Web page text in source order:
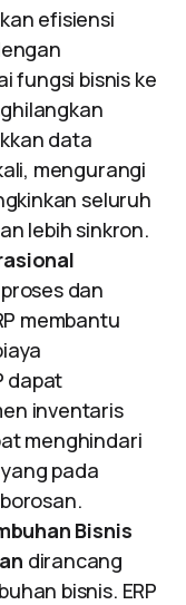
efisiensi
fungsi bisnis ke
data
mengurangi
seluruh
lebih sinkron.
dan
membantu
dapat
inventaris
menghindari
pada
Bisnis
dirancang
bisnis. ERP